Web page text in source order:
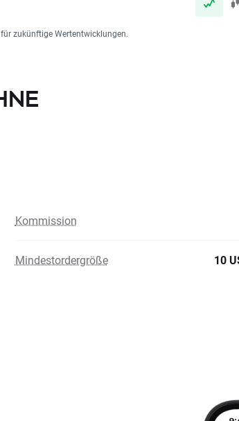
zukünftige Wertentwicklungen.
Kommission
Mindestordergröße 10